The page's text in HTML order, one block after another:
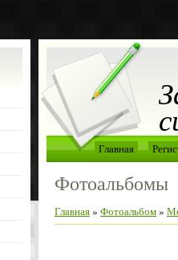
Главная
Фотоальбомы
Главная» Фотоальбом»